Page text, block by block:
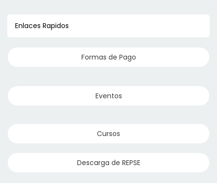
Enlaces Rapidos
Formas de Pago
Eventos
Cursos
Descarga de REPSE